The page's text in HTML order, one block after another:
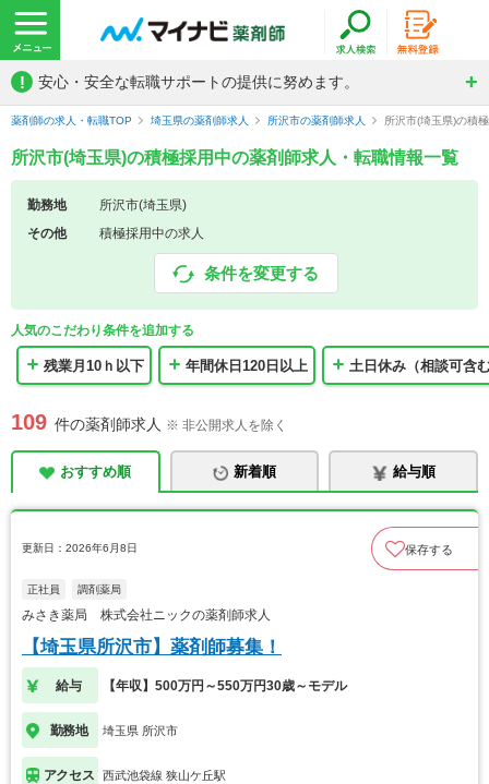
! 安心・安全な転職サポートの提供に努めます。
薬剤師の求人・転職TOP 埼玉県の薬剤師求人 所沢市の薬剤師求人 所沢市(埼玉県)の積
所沢市(埼玉県)の積極採用中の薬剤師求人・転職情報一覧
勤務地
所沢市(埼玉県)
その他
積極採用中の求人
条件を変更する
人気のこだわり条件を追加する
残業月10ｈ以下 年間休日120日以上 土日休み（相談可含
109 件の薬剤師求人 ※ 非公開求人を除く
おすすめ順 新着順 給与順
更新日：2026年6月8日 保存する
正社員 調剤薬局
みさき薬局 株式会社ニックの薬剤師求人
【埼玉県所沢市】薬剤師募集！
給与 【年収】500万円～550万円30歳～モデル
勤務地 埼玉県 所沢市
アクセス 西武池袋線 狭山ケ丘駅